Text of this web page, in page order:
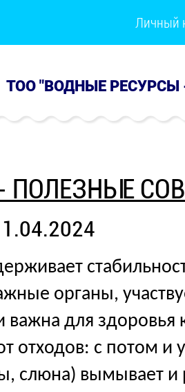
Личный
ТОО "ВОДНЫЕ РЕСУРСЫ
ПОЛЕЗНЫЕ
органы,
важна для
отходов: с потом
слюна) вымывает и